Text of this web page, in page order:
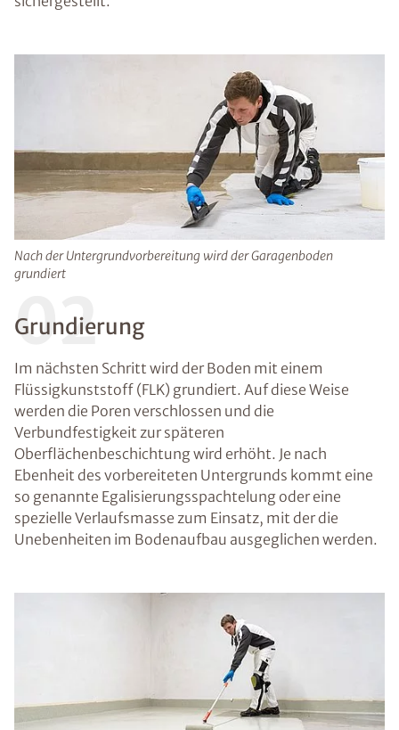
Nach der Untergrundvorbereitung wird der Garagenboden
grundiert
02
Grundierung
Im nächsten Schritt wird der Boden mit einem
Flüssigkunststoff (FLK) grundiert. Auf diese Weise
werden die Poren verschlossen und die
Verbundfestigkeit zur späteren
Oberflächenbeschichtung wird erhöht. Je nach
Ebenheit des vorbereiteten Untergrunds kommt eine
so genannte Egalisierungsspachtelung oder eine
spezielle Verlaufsmasse zum Einsatz, mit der die
Unebenheiten im Bodenaufbau ausgeglichen werden.